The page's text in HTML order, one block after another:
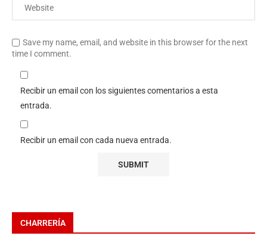
Save my name, email, and website in this browser for the next
time I comment.
Recibir un email con los siguientes comentarios a esta
entrada.
Recibir un email con cada nueva entrada.
CHARRERÍA